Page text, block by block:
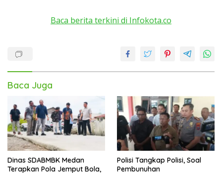
Baca berita terkini di Infokota.co
Baca Juga
Dinas SDABMBK Medan
Terapkan Pola Jemput Bola,
Polisi Tangkap Polisi, Soal
Pembunuhan